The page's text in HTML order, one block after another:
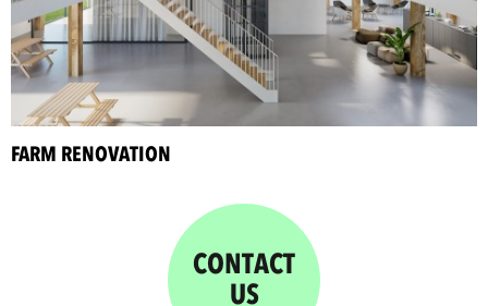
FARM RENOVATION
CONTACT
US